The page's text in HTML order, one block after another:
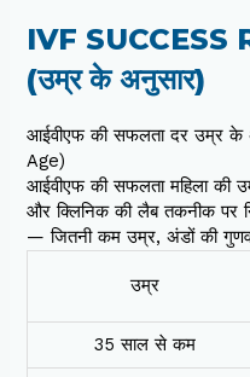
IVF SUCCESS
(उम्र के अनुसार)
आईवीएफ की सफलता दर उम्र
Age)
आईवीएफ की सफलता महिला की
और क्लिनिक की लैब तकनीक पर
— जितनी कम उम्र, अंडों की
उम्र
35 साल से कम